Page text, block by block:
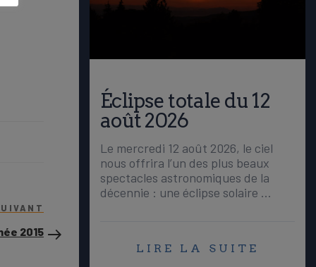
2015
Éclipse totale du 12
août 2026
Le mercredi 12 août 2026, le ciel
nous offrira l’un des plus beaux
spectacles astronomiques de la
décennie : une éclipse solaire …
LIRE LA SUITE